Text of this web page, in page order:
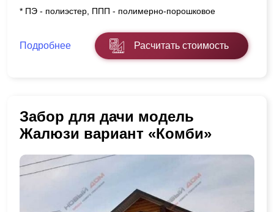
* ПЭ - полиэстер, ППП - полимерно-порошковое
Подробнее Расчитать стоимость
Забор для дачи модель
Жалюзи вариант «Комби»